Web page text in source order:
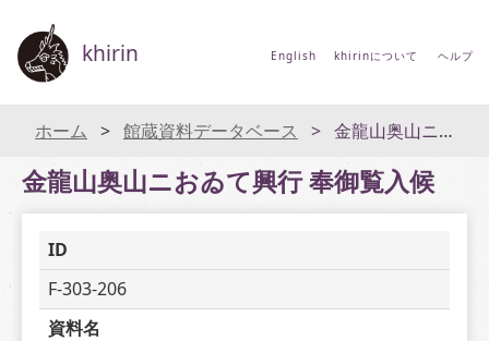
khirin English khirinについて ヘルプ
ホーム 館蔵資料データベース 金龍山奥山ニおゐて興行 奉御覧入候
金龍山奥山ニおゐて興行 奉御覧入候
ID
F-303-206
資料名